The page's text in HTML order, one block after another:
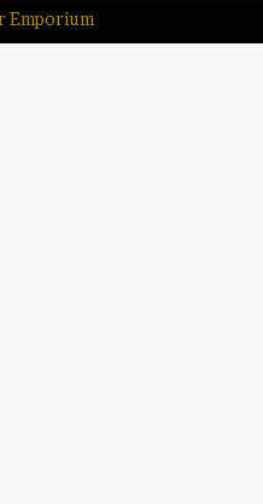
Emporium